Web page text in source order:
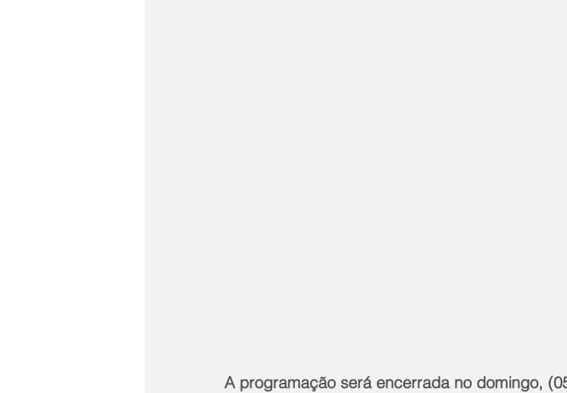
A programação será encerrada no domingo,